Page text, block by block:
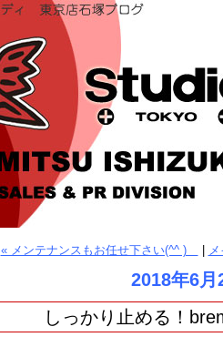
« メンテナンスもお任せ下さい(^^ )ゞ
2018年6月
しっかり止める！